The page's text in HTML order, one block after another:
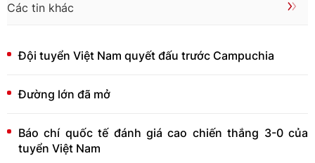
Các tin khác
Đội tuyển Việt Nam quyết đấu trước Campuchia
Đường lớn đã mở
Báo chí quốc tế đánh giá cao chiến thắng 3-0 của
tuyển Việt Nam